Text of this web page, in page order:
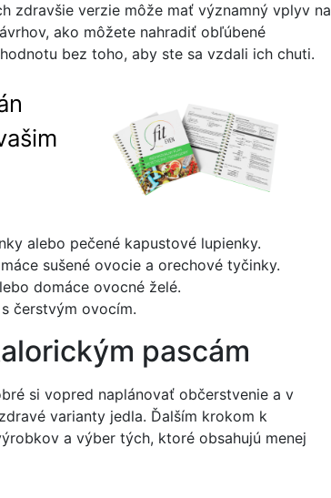
zdravšie verzie môže mať významný vplyv na
ako môžete nahradiť obľúbené
bez toho, aby ste sa vzdali ich chuti.
alebo pečené kapustové lupienky.
sušené ovocie a orechové tyčinky.
domáce ovocné želé.
čerstvým ovocím.
pascám
si vopred naplánovať občerstvenie a v
varianty jedla. Ďalším krokom k
a výber tých, ktoré obsahujú menej